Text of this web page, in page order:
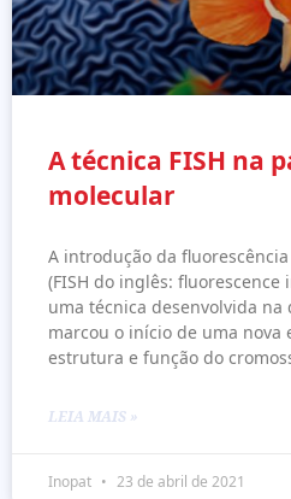
A técnica FISH na
molecular
A introdução da
(FISH do inglês:
uma técnica desenvolvida na
marcou o início de uma nova
estrutura e função do
LEIA MAIS »
Inopat 23 de abril de 2021